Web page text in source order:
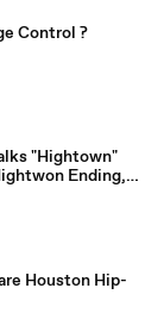
Control ?
"Hightown"
Ending,
Character &
Houston Hip-